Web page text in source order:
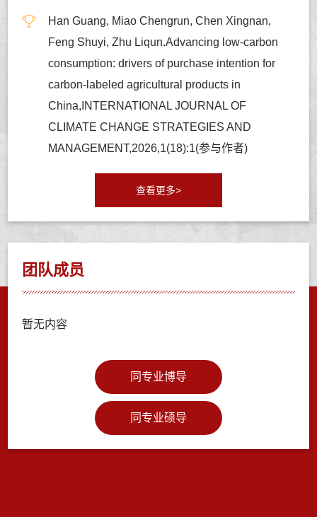
Han Guang, Miao Chengrun, Chen Xingnan,
Feng Shuyi, Zhu Liqun.Advancing low-carbon
consumption: drivers of purchase intention for
carbon-labeled agricultural products in
China,INTERNATIONAL JOURNAL OF
CLIMATE CHANGE STRATEGIES AND
MANAGEMENT,2026,1(18):1(参与作者)
查看更多>
团队成员
暂无内容
同专业博导
同专业硕导